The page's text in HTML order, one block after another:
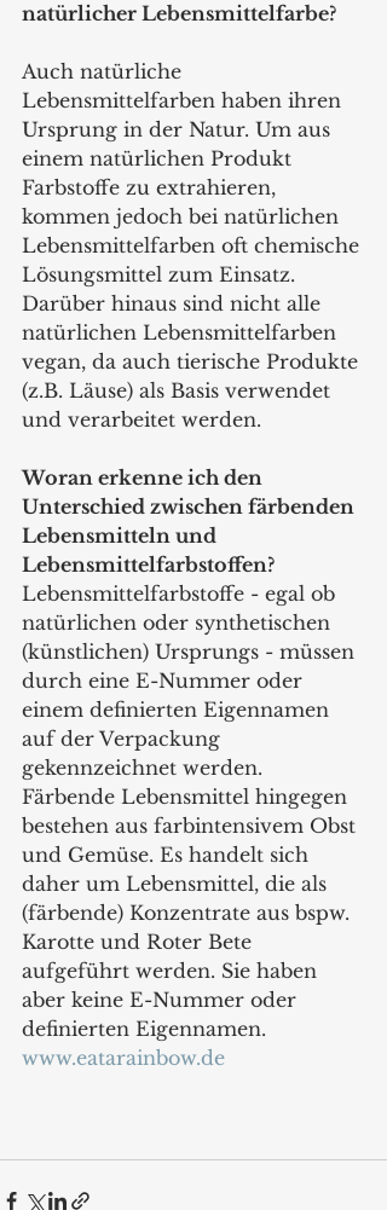
natürlicher Lebensmittelfarbe?
Auch natürliche
Lebensmittelfarben haben ihren
Ursprung in der Natur. Um aus
einem natürlichen Produkt
Farbstoffe zu extrahieren,
kommen jedoch bei natürlichen
Lebensmittelfarben oft chemische
Lösungsmittel zum Einsatz.
Darüber hinaus sind nicht alle
natürlichen Lebensmittelfarben
vegan, da auch tierische Produkte
(z.B. Läuse) als Basis verwendet
und verarbeitet werden.
Woran erkenne ich den
Unterschied zwischen färbenden
Lebensmitteln und
Lebensmittelfarbstoffen?
Lebensmittelfarbstoffe - egal ob
natürlichen oder synthetischen
(künstlichen) Ursprungs - müssen
durch eine E-Nummer oder
einem definierten Eigennamen
auf der Verpackung
gekennzeichnet werden.
Färbende Lebensmittel hingegen
bestehen aus farbintensivem Obst
und Gemüse. Es handelt sich
daher um Lebensmittel, die als
(färbende) Konzentrate aus bspw.
Karotte und Roter Bete
aufgeführt werden. Sie haben
aber keine E-Nummer oder
definierten Eigennamen.
www.eatarainbow.de